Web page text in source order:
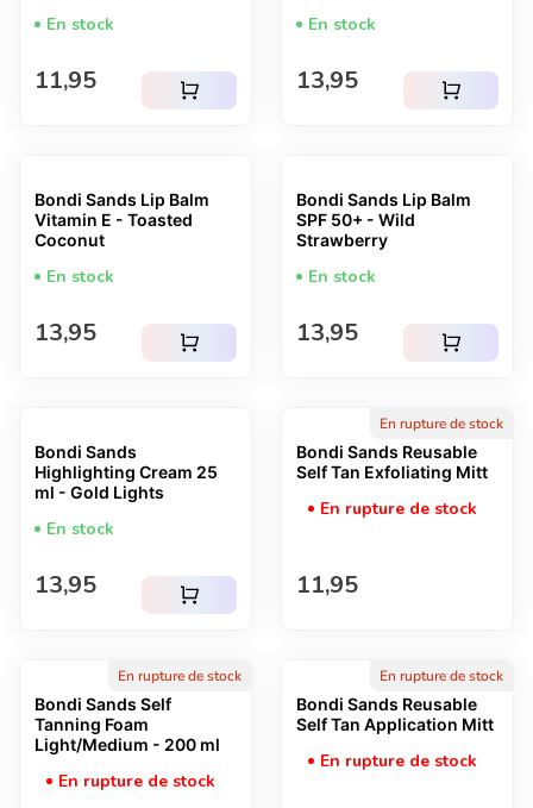
En stock
Prix normal
11,95 shopping_cart
En stock
Prix normal
13,95 shopping_cart
Bondi Sands Lip Balm
Vitamin E - Toasted
Coconut
En stock
Prix normal
13,95 shopping_cart
Bondi Sands Lip Balm
SPF 50+ - Wild
Strawberry
En stock
Prix normal
13,95 shopping_cart
Bondi Sands
Highlighting Cream 25
ml - Gold Lights
En stock
Prix normal
13,95 shopping_cart
En rupture de stock
Bondi Sands Reusable
Self Tan Exfoliating Mitt
En rupture de stock
Prix normal
11,95
En rupture de stock
Bondi Sands Self
Tanning Foam
Light/Medium - 200 ml
En rupture de stock
En rupture de stock
Bondi Sands Reusable
Self Tan Application Mitt
En rupture de stock